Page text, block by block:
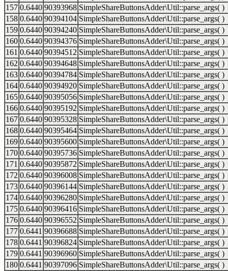
157 0.6440 90393968 SimpleShareButtonsAdder\Util::parse_args( )
158 0.6440 90394104 SimpleShareButtonsAdder\Util::parse_args( )
159 0.6440 90394240 SimpleShareButtonsAdder\Util::parse_args( )
160 0.6440 90394376 SimpleShareButtonsAdder\Util::parse_args( )
161 0.6440 90394512 SimpleShareButtonsAdder\Util::parse_args( )
162 0.6440 90394648 SimpleShareButtonsAdder\Util::parse_args( )
163 0.6440 90394784 SimpleShareButtonsAdder\Util::parse_args( )
164 0.6440 90394920 SimpleShareButtonsAdder\Util::parse_args( )
165 0.6440 90395056 SimpleShareButtonsAdder\Util::parse_args( )
166 0.6440 90395192 SimpleShareButtonsAdder\Util::parse_args( )
167 0.6440 90395328 SimpleShareButtonsAdder\Util::parse_args( )
168 0.6440 90395464 SimpleShareButtonsAdder\Util::parse_args( )
169 0.6440 90395600 SimpleShareButtonsAdder\Util::parse_args( )
170 0.6440 90395736 SimpleShareButtonsAdder\Util::parse_args( )
171 0.6440 90395872 SimpleShareButtonsAdder\Util::parse_args( )
172 0.6440 90396008 SimpleShareButtonsAdder\Util::parse_args( )
173 0.6440 90396144 SimpleShareButtonsAdder\Util::parse_args( )
174 0.6440 90396280 SimpleShareButtonsAdder\Util::parse_args( )
175 0.6440 90396416 SimpleShareButtonsAdder\Util::parse_args( )
176 0.6440 90396552 SimpleShareButtonsAdder\Util::parse_args( )
177 0.6441 90396688 SimpleShareButtonsAdder\Util::parse_args( )
178 0.6441 90396824 SimpleShareButtonsAdder\Util::parse_args( )
179 0.6441 90396960 SimpleShareButtonsAdder\Util::parse_args( )
180 0.6441 90397096 SimpleShareButtonsAdder\Util::parse_args( )